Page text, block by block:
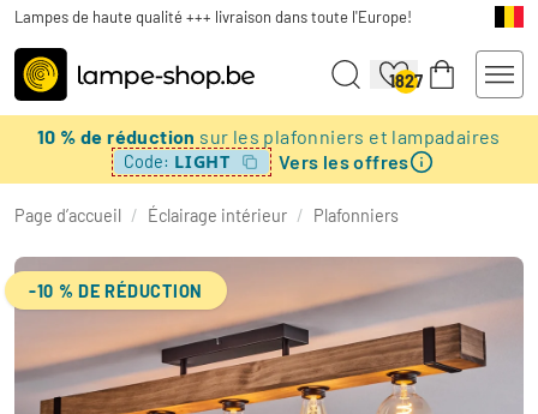
Lampes de haute qualité +++ livraison dans toute l'Europe!
1827
10 % de réduction sur les plafonniers et lampadaires
Code: LIGHT Vers les offres
Page d’accueil / Éclairage intérieur / Plafonniers
-10 % DE RÉDUCTION